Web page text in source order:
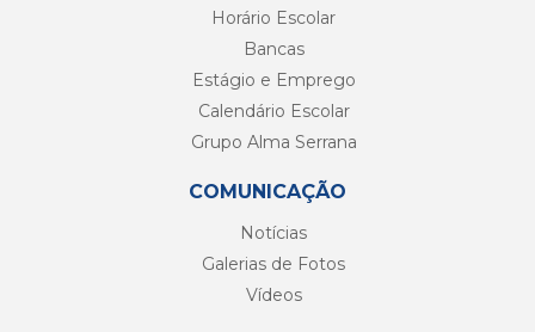
Horário Escolar
Bancas
Estágio e Emprego
Calendário Escolar
Grupo Alma Serrana
COMUNICAÇÃO
Notícias
Galerias de Fotos
Vídeos